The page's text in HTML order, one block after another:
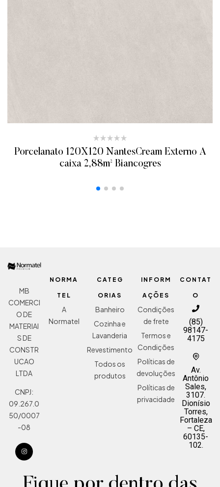
Porcelanato 120X120 NantesCream Externo A
caixa 2,88m² Biancogres
MB
COMERCI
O DE
MATERIAI
S DE
CONSTR
UCAO
LTDA
CNPJ:
09.267.0
50/0007
-08
NORMA
TEL
A
Normatel
CATEG
ORIAS
Banheiro
Cozinha e
Lavanderia
Revestimento
Todos os
produtos
INFORM
AÇÕES
Condições
de frete
Termos e
Condições
Políticas de
devoluções
Políticas de
privacidade
CONTAT
O
(85)
98147-
4175
Av.
Antônio
Sales,
3107.
Dionísio
Torres,
Fortaleza
– CE,
60135-
102.